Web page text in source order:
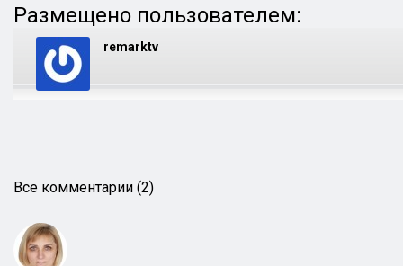
Размещено пользователем:
remarktv
Все комментарии (2)